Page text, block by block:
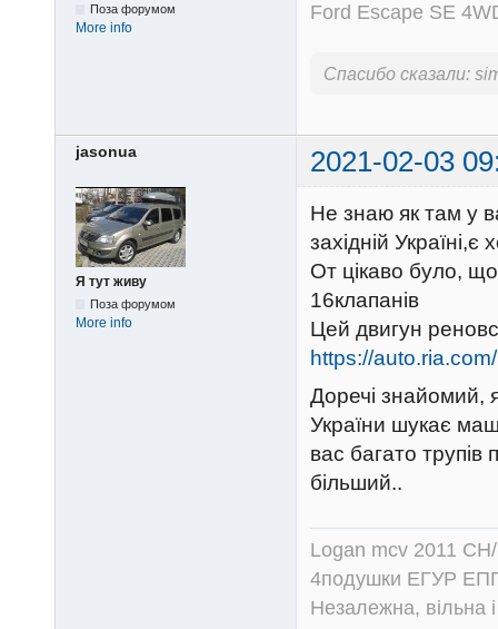
Поза форумом
More info
Ford Escape SE
Спасибо сказали:
jasonua 2021-02-03
Я тут живу
Поза форумом
More info
Не знаю як там у
західній
От цікаво було,
16клапанів
Цей двигун
https://
Доречі знайомий,
України шукає
вас багато
більший..
Logan mcv 2011
4подушки ЕГУР
Незалежна, вільна